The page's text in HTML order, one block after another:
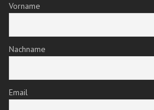
Vorname
Nachname
Email